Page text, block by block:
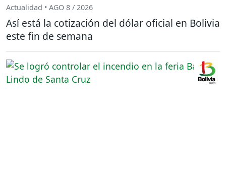
Actualidad • AGO 8 / 2026
Así está la cotización del dólar oficial en Bolivia
este fin de semana